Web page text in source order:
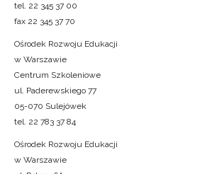
tel. 22 345 37 00
fax 22 345 37 70
Ośrodek Rozwoju Edukacji
w Warszawie
Centrum Szkoleniowe
ul. Paderewskiego 77
05-070 Sulejówek
tel. 22 783 37 84
Ośrodek Rozwoju Edukacji
w Warszawie